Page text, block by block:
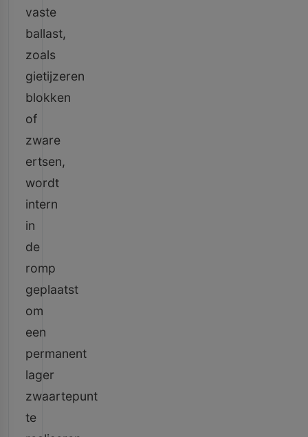
vaste
ballast,
zoals
gietijzeren
blokken
of
zware
ertsen,
wordt
intern
in
de
romp
geplaatst
om
een
permanent
lager
zwaartepunt
te